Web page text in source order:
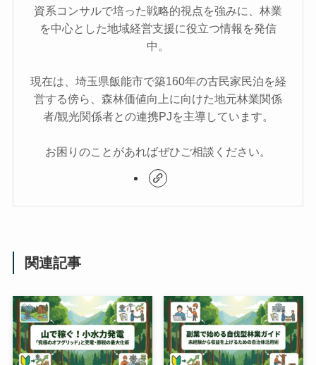
資系コンサルで培った戦略的視点を強みに、林業
を中心とした地域経営支援に役立つ情報を発信
中。
現在は、埼玉県飯能市で築160年の古民家民泊を経
営する傍ら、森林価値向上に向けた地元林業関係
者/観光関係者との連携PJを主導しています。
お困りのことがあればぜひご相談ください。
関連記事